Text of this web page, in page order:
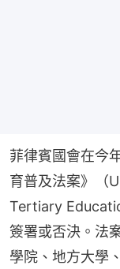
菲律賓國會在今
育普及法案》（
Tertiary
簽署或否決。法
學院、地方大學